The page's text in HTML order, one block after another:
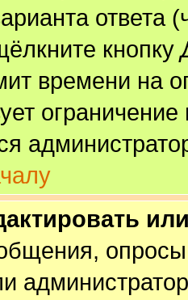
ответа
кнопку
времени на
ограничение
опросы